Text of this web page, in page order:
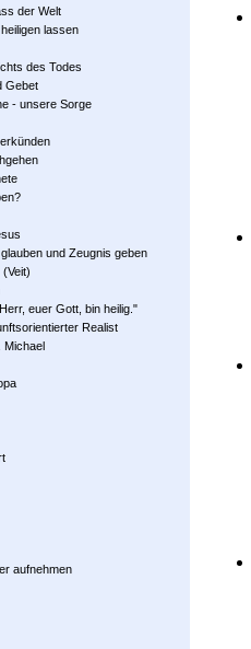
der Welt
lassen
des Todes
Gebet
- unsere Sorge
und Zeugnis geben
euer Gott, bin heilig."
Realist
Michael
aufnehmen